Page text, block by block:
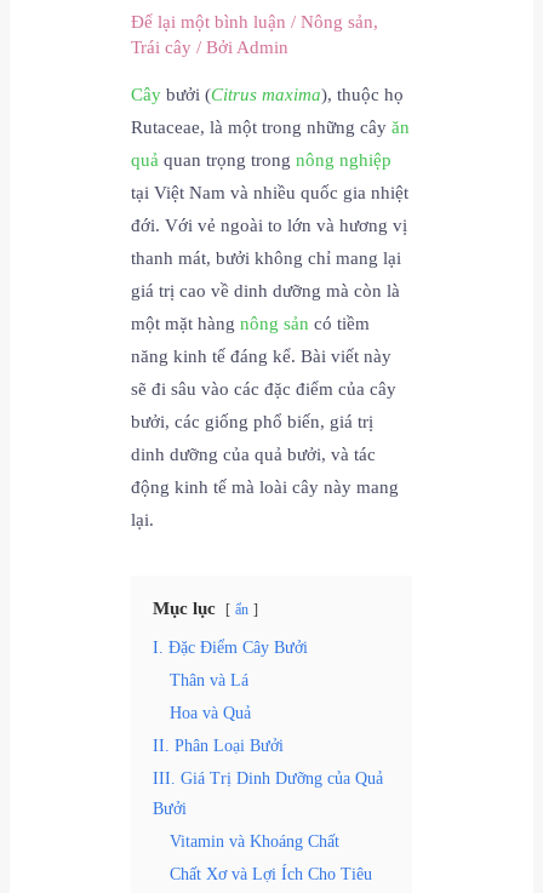
Để lại một bình luận /Nông sản,
Trái cây / Bởi Admin
Cây bưởi (Citrus maxima), thuộc họ
Rutaceae, là một trong những câyăn
quả quan trọng trongnông nghiệp
tại Việt Nam và nhiều quốc gia nhiệt
đới. Với vẻ ngoài to lớn và hương vị
thanh mát, bưởi không chỉ mang lại
giá trị cao về dinh dưỡng mà còn là
một mặt hàngnông sản có tiềm
năng kinh tế đáng kể. Bài viết này
sẽ đi sâu vào các đặc điểm của cây
bưởi, các giống phổ biến, giá trị
dinh dưỡng của quả bưởi, và tác
động kinh tế mà loài cây này mang
lại.
Mục lục ẩn
I. Đặc Điểm Cây Bưởi
Thân và Lá
Hoa và Quả
II. Phân Loại Bưởi
III. Giá Trị Dinh Dưỡng của Quả
Bưởi
Vitamin và Khoáng Chất
Chất Xơ và Lợi Ích Cho Tiêu